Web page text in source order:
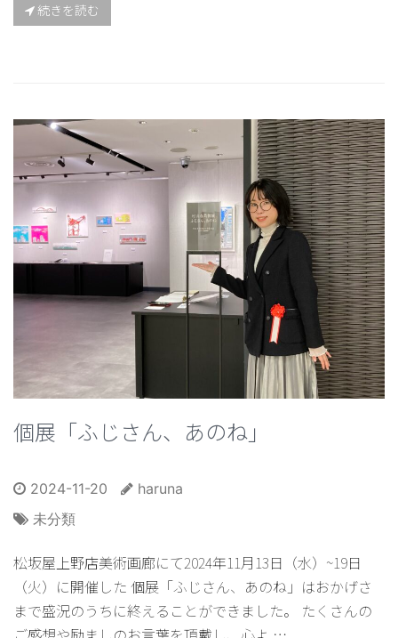
続きを読む
個展「ふじさん、あのね」
2024-11-20
haruna
未分類
松坂屋上野店美術画廊にて2024年11月13日（水）~19日
（火）に開催した 個展「ふじさん、あのね」はおかげさ
まで盛況のうちに終えることができました。 たくさんの